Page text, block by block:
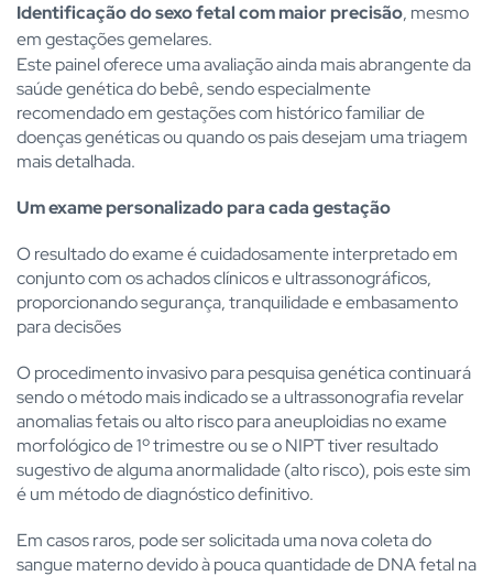
Identificação do sexo fetal com maior precisão, mesmo
em gestações gemelares.
Este painel oferece uma avaliação ainda mais abrangente da
saúde genética do bebê, sendo especialmente
recomendado em gestações com histórico familiar de
doenças genéticas ou quando os pais desejam uma triagem
mais detalhada.
Um exame personalizado para cada gestação
O resultado do exame é cuidadosamente interpretado em
conjunto com os achados clínicos e ultrassonográficos,
proporcionando segurança, tranquilidade e embasamento
para decisões
O procedimento invasivo para pesquisa genética continuará
sendo o método mais indicado se a ultrassonografia revelar
anomalias fetais ou alto risco para aneuploidias no exame
morfológico de 1º trimestre ou se o NIPT tiver resultado
sugestivo de alguma anormalidade (alto risco), pois este sim
é um método de diagnóstico definitivo.
Em casos raros, pode ser solicitada uma nova coleta do
sangue materno devido à pouca quantidade de DNA fetal na